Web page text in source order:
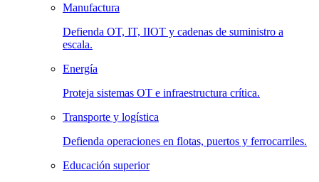
Manufactura
Defienda OT, IT, IIOT y cadenas de suministro a
escala.
Energía
Proteja sistemas OT e infraestructura crítica.
Transporte y logística
Defienda operaciones en flotas, puertos y ferrocarriles.
Educación superior